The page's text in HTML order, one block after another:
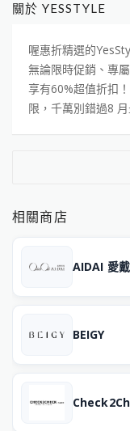
關於 YESSTYLE
喔惠折精選的
無論限時促銷、專
享有60%超值折扣
限，千萬別錯過8 月
相關商店
AIDAI 愛戴
BEIGY